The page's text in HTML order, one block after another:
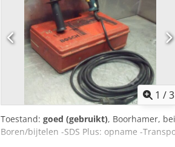
1 /3
Toestand: goed (gebruikt), Boorhamer,
Boren/bijtelen -SDS Plus: opname -